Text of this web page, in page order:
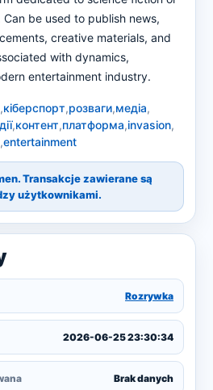
be used to publish news,
creative materials, and
with dynamics,
entertainment industry.
,кіберспорт,розваги,медіа,
,контент,платформа,invasion,
,entertainment
Transakcje zawierane są
użytkownikami.
Rozrywka
2026-06-25 23:30:34
Brak danych